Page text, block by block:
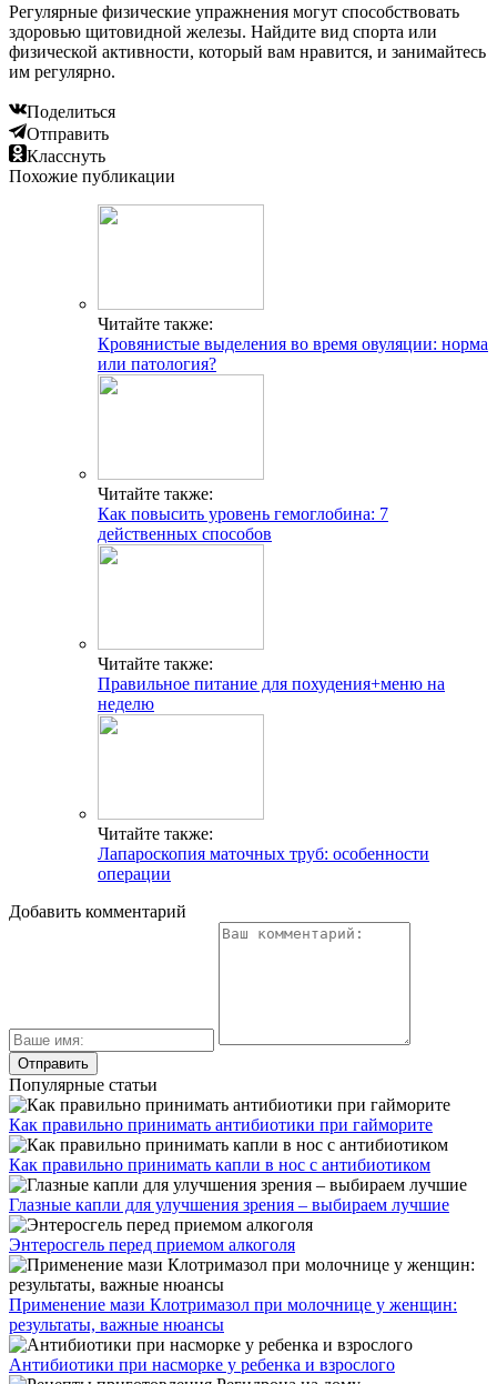
Регулярные физические упражнения могут способствовать
здоровью щитовидной железы. Найдите вид спорта или
физической активности, который вам нравится, и занимайтесь
им регулярно.
Поделиться
Отправить
Класснуть
Похожие публикации
Читайте также:
Кровянистые выделения во время овуляции: норма
или патология?
Читайте также:
Как повысить уровень гемоглобина: 7
действенных способов
Читайте также:
Правильное питание для похудения+меню на
неделю
Читайте также:
Лапароскопия маточных труб: особенности
операции
Добавить комментарий
Популярные статьи
Как правильно принимать антибиотики при гайморите
Как правильно принимать капли в нос с антибиотиком
Глазные капли для улучшения зрения – выбираем лучшие
Энтеросгель перед приемом алкоголя
Применение мази Клотримазол при молочнице у женщин:
результаты, важные нюансы
Антибиотики при насморке у ребенка и взрослого